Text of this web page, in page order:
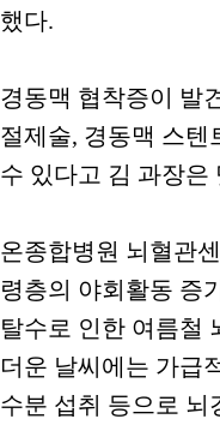
했다.
경동맥 협착증이 발
절제술, 경동맥 스텐
수 있다고 김 과장은
온종합병원 뇌혈관
령층의 야회활동 증
탈수로 인한 여름철
더운 날씨에는 가급
수분 섭취 등으로 뇌